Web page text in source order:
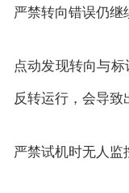
严禁转向错误仍继
点动发现转向与
反转运行，会导致
严禁试机时无人监